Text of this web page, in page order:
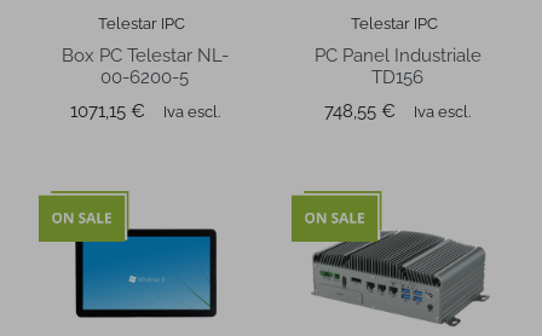
Telestar IPC
Box PC Telestar NL-
00-6200-5
Prezzo
1071,15 € Iva escl.
Telestar IPC
PC Panel Industriale
TD156
Prezzo
748,55 € Iva escl.